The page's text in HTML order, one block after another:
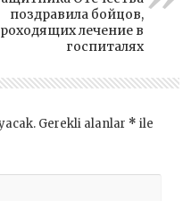
поздравила бойцов,
лечение в
госпиталях
Gerekli alanlar * ile